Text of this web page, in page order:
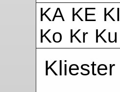
KA KE KI
Ko Kr Ku
Kliester